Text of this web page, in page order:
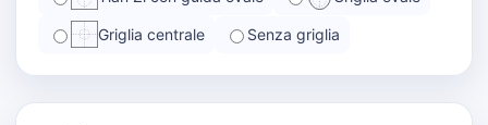
Griglia centrale Senza griglia